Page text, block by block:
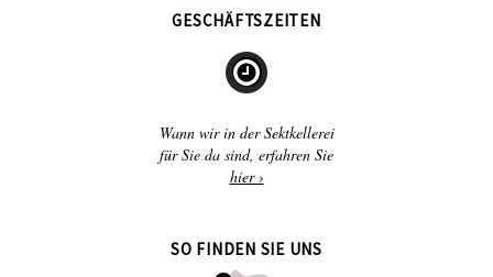
GESCHÄFTSZEITEN
Wann wir in der Sektkellerei
für Sie da sind, erfahren Sie
hier ›
SO FINDEN SIE UNS